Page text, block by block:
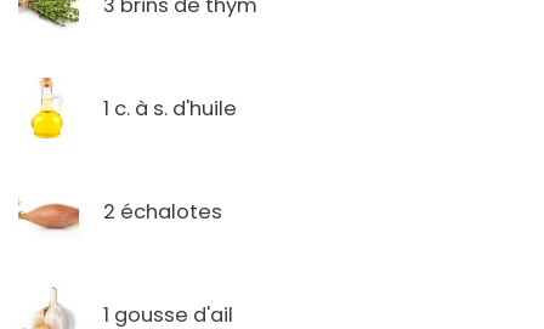
1 c. à s. d'huile
2 échalotes
1 gousse d'ail